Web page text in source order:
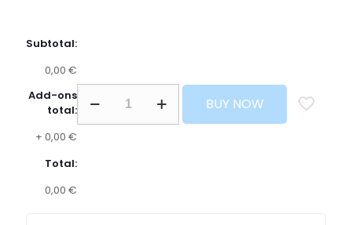
Subtotal:
0,00 €
Add-ons
total:
+ 0,00 €
Total:
0,00 €
BUY NOW